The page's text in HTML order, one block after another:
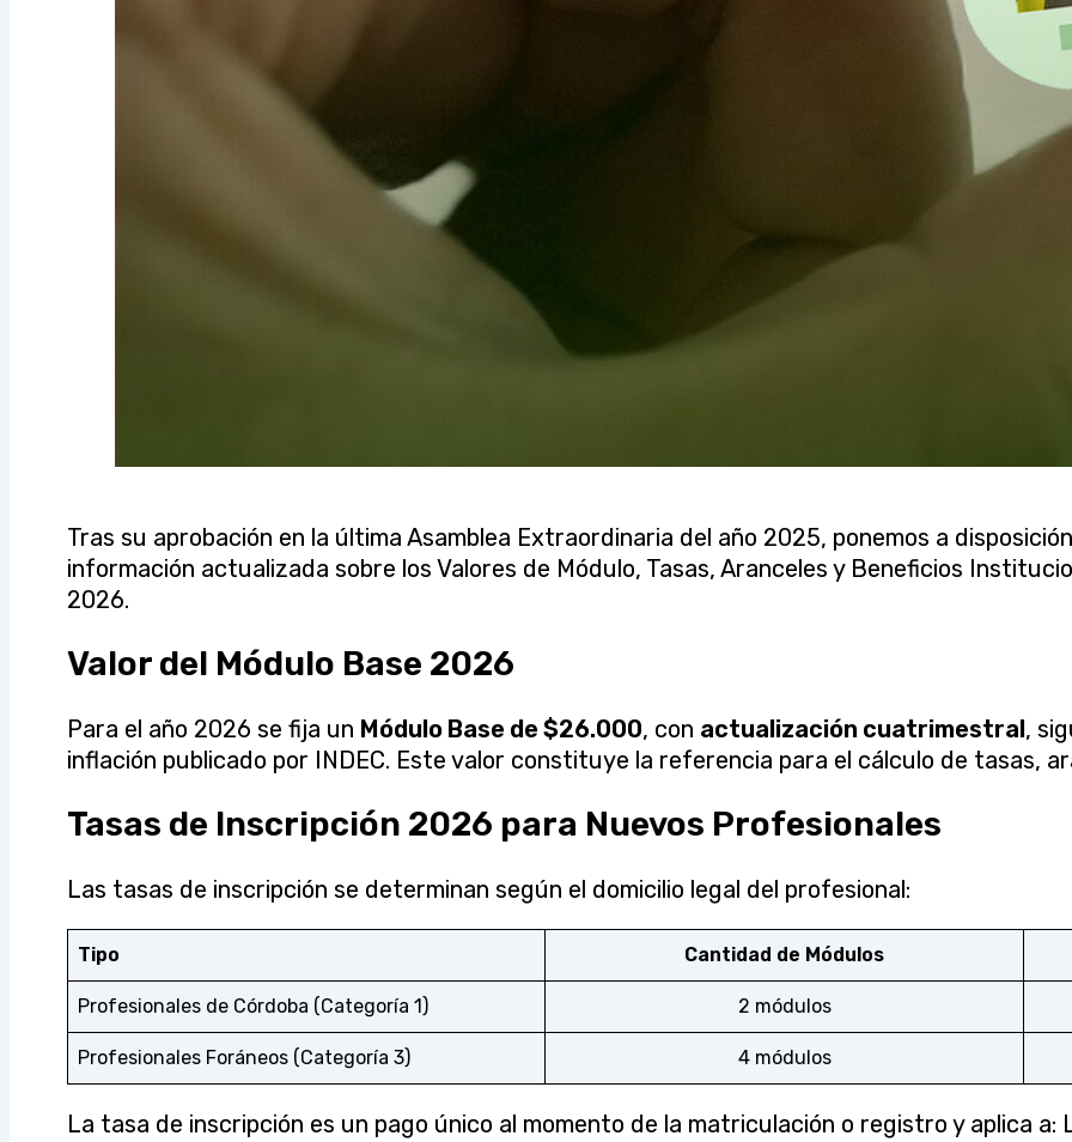
Tras su aprobación en la última Asamblea Extraordinaria del año 2025, ponemos a
información actualizada sobre los Valores de Módulo, Tasas, Aranceles y Beneficios
2026.
Valor del Módulo Base 2026
Para el año 2026 se fija un Módulo Base de $26.000, con actualización cuatrimestral,
inflación publicado por INDEC. Este valor constituye la referencia para el cálculo de tasas,
Tasas de Inscripción 2026 para Nuevos Profesionales
Las tasas de inscripción se determinan según el domicilio legal del profesional:
Tipo Cantidad de Módulos
Profesionales de Córdoba (Categoría 1) 2 módulos
Profesionales Foráneos (Categoría 3) 4 módulos
La tasa de inscripción es un pago único al momento de la matriculación o registro y aplica a: